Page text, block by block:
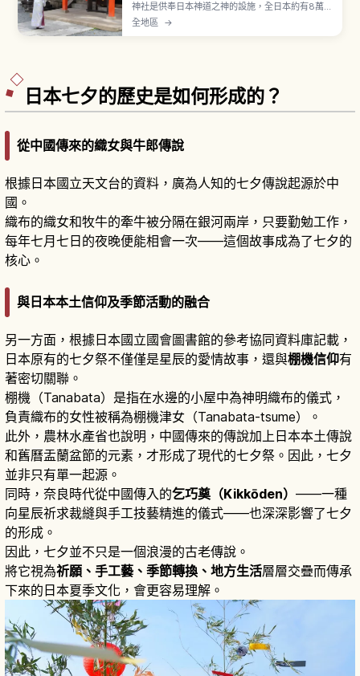
神社是供奉日本神道之神的設施，全日本約有8萬
座。參拜流程為穿過鳥居、在手水舍以一杓水淨
全地區 →
日本七夕的歷史是如何形成的？
從中國傳來的織女與牛郎傳說
根據日本國立天文台的資料，廣為人知的七夕傳說起源於中
國。
織布的織女和牧牛的牽牛被分隔在銀河兩岸，只要勤勉工作，
每年七月七日的夜晚便能相會一次——這個故事成為了七夕的
核心。
與日本本土信仰及季節活動的融合
另一方面，根據日本國立國會圖書館的參考協同資料庫記載，
日本原有的七夕祭不僅僅是星辰的愛情故事，還與棚機信仰有
著密切關聯。
棚機（Tanabata）是指在水邊的小屋中為神明織布的儀式，
負責織布的女性被稱為棚機津女（Tanabata-tsume）。
此外，農林水產省也說明，中國傳來的傳說加上日本本土傳說
和舊曆盂蘭盆節的元素，才形成了現代的七夕祭。因此，七夕
並非只有單一起源。
同時，奈良時代從中國傳入的乞巧奠（Kikkōden） ——一種
向星辰祈求裁縫與手工技藝精進的儀式——也深深影響了七夕
的形成。
因此，七夕並不只是一個浪漫的古老傳說。
將它視為祈願、手工藝、季節轉換、地方生活層層交疊而傳承
下來的日本夏季文化，會更容易理解。